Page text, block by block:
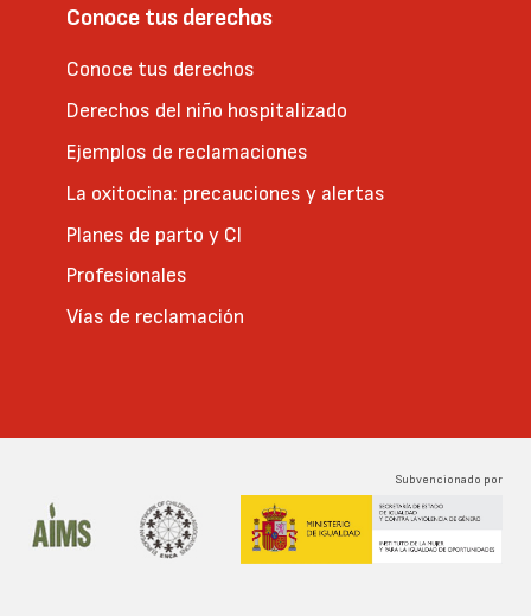
Conoce tus derechos
Conoce tus derechos
Derechos del niño hospitalizado
Ejemplos de reclamaciones
La oxitocina: precauciones y alertas
Planes de parto y CI
Profesionales
Vías de reclamación
Subvencionado por